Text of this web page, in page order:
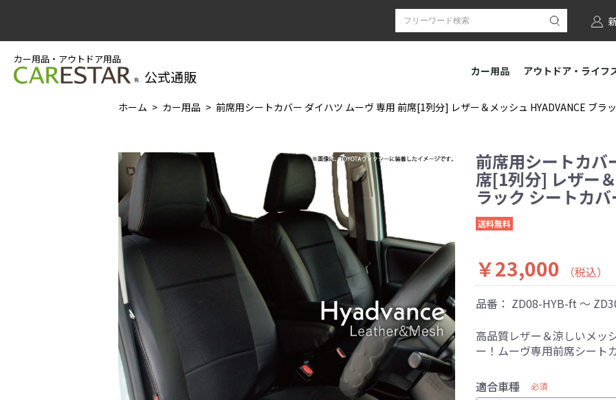
カー用品・アウトドア用品
公式通販 カー用品 アウトドア・ライフ
ホーム カー用品 前席用シートカバー ダイハツ ムーヴ 専用 前席[1列分] レザー＆メッシュ HYADVANCE ブラ
前席用シートカバ
席[1列分] レザー
ラック シートカ
送料無料
￥23,000
（税込）
品番： ZD08-HYB-ft ～
高品質レザー＆涼しいメッ
ー！ムーヴ専用前席シート
適合車種 必須